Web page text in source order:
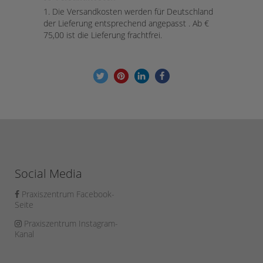
1. Die Versandkosten werden für Deutschland
der Lieferung entsprechend angepasst . Ab €
75,00 ist die Lieferung frachtfrei.
Social Media
Praxiszentrum Facebook-
Seite
Praxiszentrum Instagram-
Kanal